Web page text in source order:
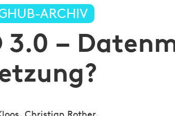
ARCHIV
3.0 –